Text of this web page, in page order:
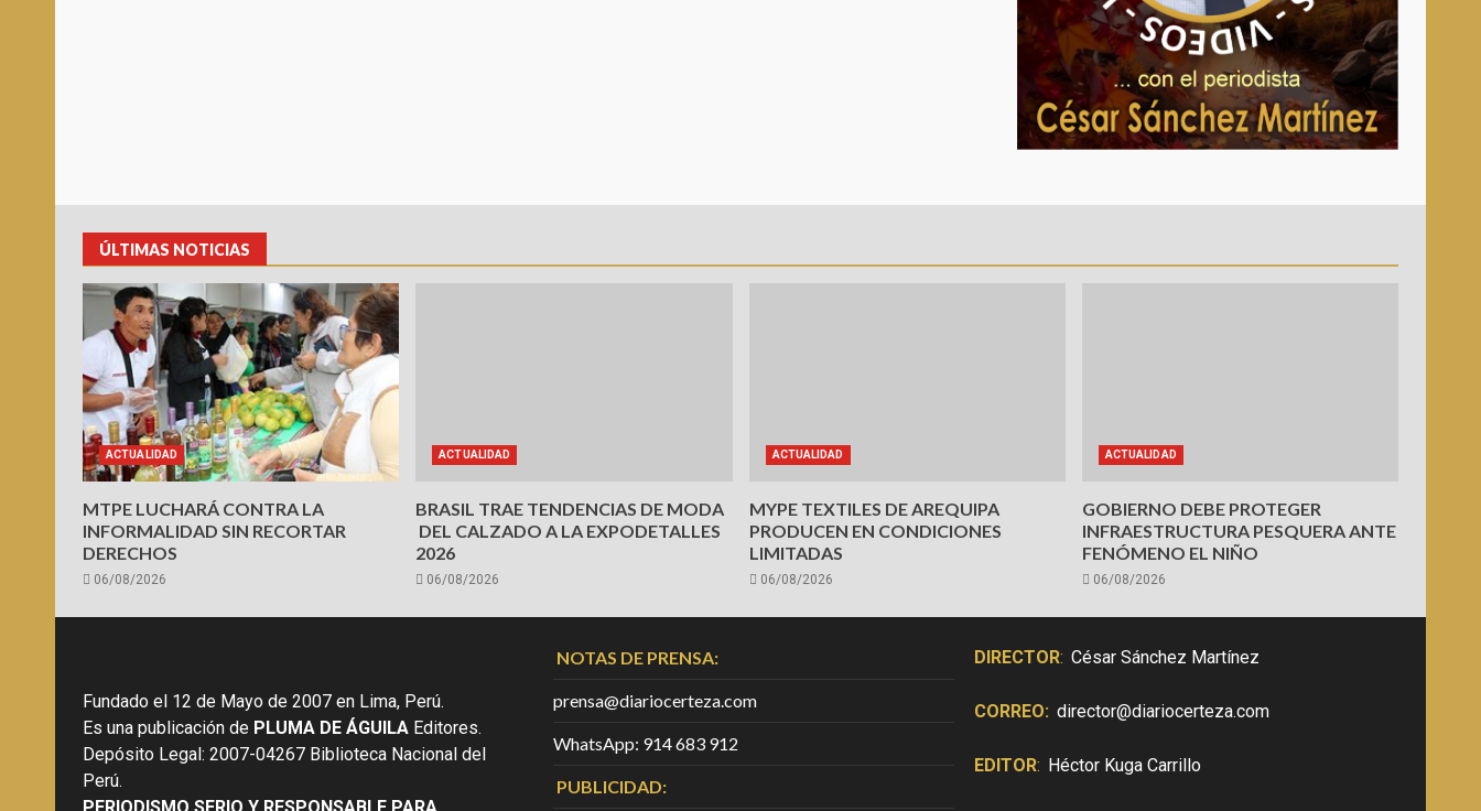
ÚLTIMAS NOTICIAS
ACTUALIDAD
MTPE LUCHARÁ CONTRA LA
INFORMALIDAD SIN RECORTAR
DERECHOS
06/08/2026
ACTUALIDAD
BRASIL TRAE TENDENCIAS DE MODA
DEL CALZADO A LA EXPODETALLES
2026
06/08/2026
ACTUALIDAD
MYPE TEXTILES DE AREQUIPA
PRODUCEN EN CONDICIONES
LIMITADAS
06/08/2026
ACTUALIDAD
GOBIERNO DEBE PROTEGER
INFRAESTRUCTURA PESQUERA ANTE
FENÓMENO EL NIÑO
06/08/2026
Fundado el 12 de Mayo de 2007 en Lima, Perú.
Es una publicación de PLUMA DE ÁGUILA Editores.
Depósito Legal: 2007-04267 Biblioteca Nacional del
Perú.
NOTAS DE PRENSA:
prensa@diariocerteza.com
WhatsApp: 914 683 912
PUBLICIDAD:
DIRECTOR: César Sánchez Martínez
CORREO: director@diariocerteza.com
EDITOR: Héctor Kuga Carrillo